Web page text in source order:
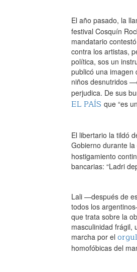
El año pasado, la
festival Cosquín
mandatario
contra los artistas,
política, sos un
publicó una imagen
niños desnutridos
perjudica. De sus
EL PAÍS que “es
El libertario la tildó
Gobierno durante
hostigamiento
bancarias: “Ladri
Lali —después de
todos los
que trata sobre la
masculinidad frágil,
marcha por el
homofóbicas del